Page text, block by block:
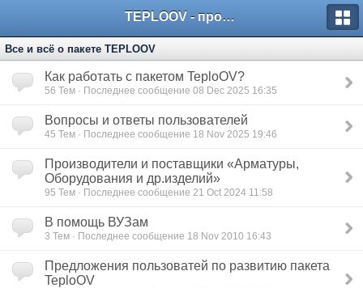
TEPLOOV - программный комплекс для расчёта систем отопления и вентиляции
Все и всё о пакете TEPLOOV
Как работать с пакетом TeploOV?
56 Тем · Последнее сообщение 08 Dec 2025 16:35
Вопросы и ответы пользователей
45 Тем · Последнее сообщение 18 Nov 2025 19:46
Производители и поставщики «Арматуры,
Оборудования и др.изделий»
95 Тем · Последнее сообщение 21 Oct 2024 11:58
В помощь ВУЗам
3 Тем · Последнее сообщение 18 Nov 2010 16:43
Предложения пользоватей по развитию пакета
TeploOV